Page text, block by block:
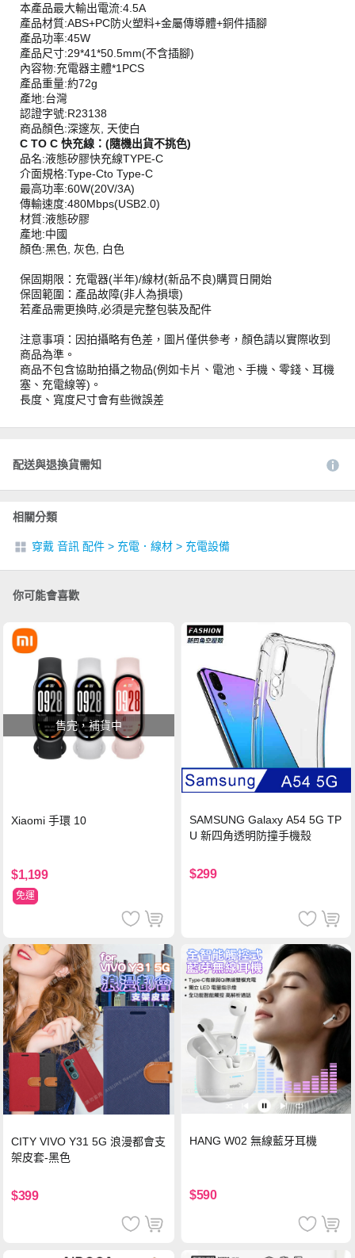
本產品最大輸出電流:4.5A
產品材質:ABS+PC防火塑料+金屬傳導體+銅件插腳
產品功率:45W
產品尺寸:29*41*50.5mm(不含插腳)
內容物:充電器主體*1PCS
產品重量:約72g
產地:台灣
認證字號:R23138
商品顏色:深邃灰, 天使白
C TO C 快充線： (隨機出貨不挑色)
品名:液態矽膠快充線TYPE-C
介面規格:Type-Cto Type-C
最高功率:60W(20V/3A)
傳輸速度:480Mbps(USB2.0)
材質:液態矽膠
產地:中國
顏色:黑色, 灰色, 白色
保固期限：充電器(半年)/線材(新品不良)購買日開始
保固範圍：產品故障(非人為損壞)
若產品需更換時,必須是完整包裝及配件
注意事項：因拍攝略有色差，圖片僅供參考，顏色請以實際收到
商品為準。
商品不包含協助拍攝之物品(例如卡片、電池、手機、零錢、耳機
塞、充電線等)。
長度、寬度尺寸會有些微誤差
配送與退換貨需知
相關分類
穿戴 音訊 配件 > 充電．線材 > 充電設備
你可能會喜歡
售完，補貨中
Xiaomi 手環 10
$1,199
免運
SAMSUNG Galaxy A54 5G TP
U 新四角透明防撞手機殼
$299
CITY VIVO Y31 5G 浪漫都會支
架皮套-黑色
$399
HANG W02 無線藍牙耳機
$590